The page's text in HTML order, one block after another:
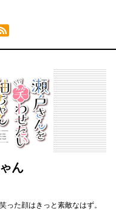
ィード
ん
った顔はきっと素敵なはず。